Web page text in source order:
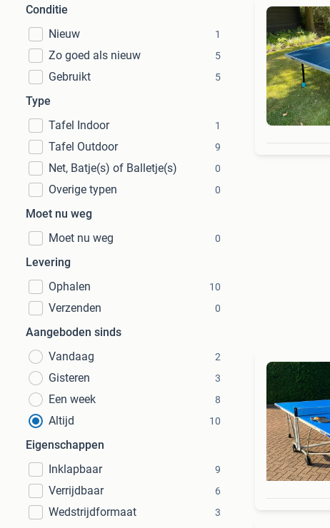
Conditie
Nieuw
1
Zo goed als nieuw 5
Gebruikt 5
Type
Tafel Indoor
1
Tafel Outdoor 9
Net, Batje(s) of Balletje(s) 0
Overige typen 0
Moet nu weg
Moet nu weg
0
Levering
Ophalen
10
Verzenden 0
Aangeboden sinds
Vandaag
2
Gisteren 3
Een week 8
Altijd 10
Eigenschappen
Inklapbaar
9
Verrijdbaar 6
Wedstrijdformaat 3